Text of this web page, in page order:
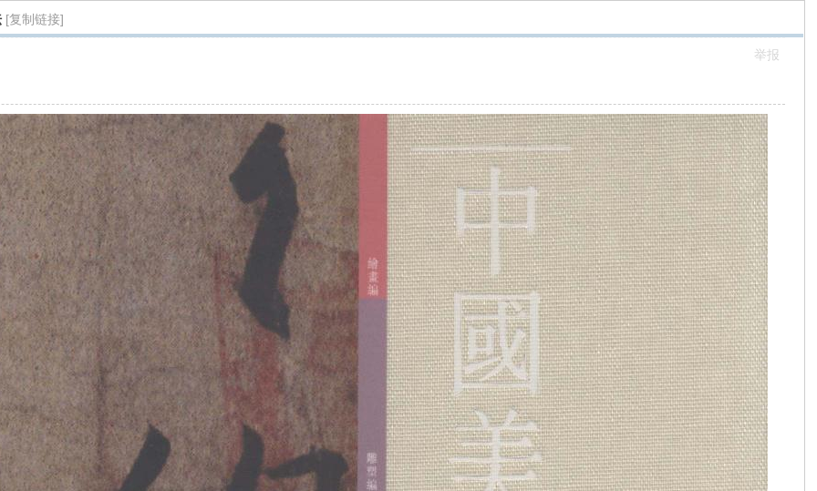
索
[复制链接]
举报